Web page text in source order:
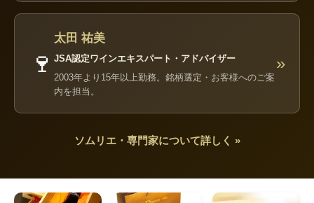
🍷
太田 祐美
JSA認定ワインエキスパート・アドバイザー
2003年より15年以上勤務。銘柄選定・お客様へのご案
内を担当。
»
ソムリエ・専門家について詳しく »